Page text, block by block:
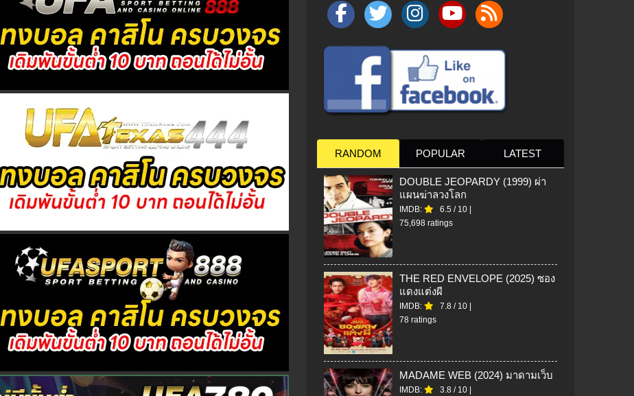
RANDOM POPULAR LATEST
DOUBLE JEOPARDY (1999) ผ่า
แผนฆ่าลวงโลก
IMDB: 6.5 / 10
75,698 ratings
THE RED ENVELOPE (2025) ซอง
แดงแต่งผี
IMDB: 7.8 / 10
78 ratings
MADAME WEB (2024) มาดามเว็บ
IMDB: 3.8 / 10